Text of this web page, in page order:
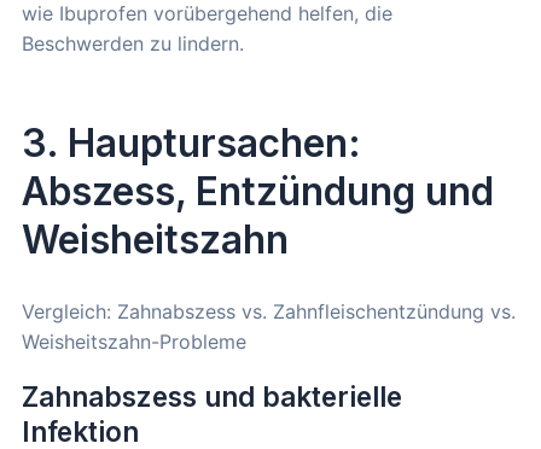
wie Ibuprofen vorübergehend helfen, die
Beschwerden zu lindern.
3. Hauptursachen:
Abszess, Entzündung und
Weisheitszahn
Vergleich: Zahnabszess vs. Zahnfleischentzündung vs.
Weisheitszahn-Probleme
Zahnabszess und bakterielle
Infektion